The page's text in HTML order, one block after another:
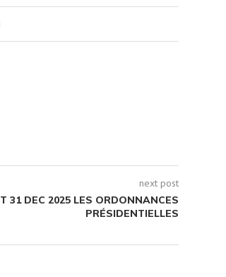
next post
31 DEC 2025 LES ORDONNANCES
PRÉSIDENTIELLES